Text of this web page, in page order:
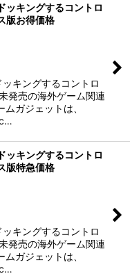
キングするコントロ
版お得価格
キングするコントロ
発売の海外ゲーム関連
ガジェットは、
キングするコントロ
版特急価格
キングするコントロ
発売の海外ゲーム関連
ガジェットは、